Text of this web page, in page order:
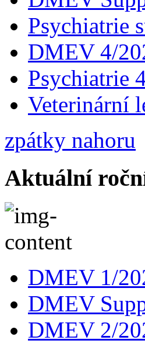
Psychiatrie
DMEV 4/
Psychiatrie
Veterinární
zpátky nahoru
Aktuální
DMEV 1/
DMEV
DMEV 2/